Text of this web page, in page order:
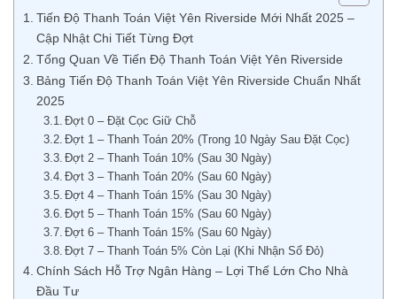
Tiến Độ Thanh Toán Việt Yên Riverside Mới Nhất 2025 –
Cập Nhật Chi Tiết Từng Đợt
Tổng Quan Về Tiến Độ Thanh Toán Việt Yên Riverside
Bảng Tiến Độ Thanh Toán Việt Yên Riverside Chuẩn Nhất
2025
Đợt 0 – Đặt Cọc Giữ Chỗ
Đợt 1 – Thanh Toán 20% (Trong 10 Ngày Sau Đặt Cọc)
Đợt 2 – Thanh Toán 10% (Sau 30 Ngày)
Đợt 3 – Thanh Toán 20% (Sau 60 Ngày)
Đợt 4 – Thanh Toán 15% (Sau 30 Ngày)
Đợt 5 – Thanh Toán 15% (Sau 60 Ngày)
Đợt 6 – Thanh Toán 15% (Sau 60 Ngày)
Đợt 7 – Thanh Toán 5% Còn Lại (Khi Nhận Sổ Đỏ)
Chính Sách Hỗ Trợ Ngân Hàng – Lợi Thế Lớn Cho Nhà
Đầu Tư